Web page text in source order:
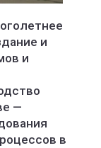
и
и
—
в